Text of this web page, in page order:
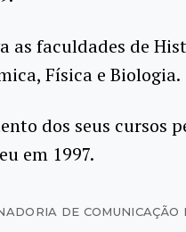
as faculdades de
Física e Biologia.
dos seus cursos
em 1997.
DE COMUNICAÇÃO